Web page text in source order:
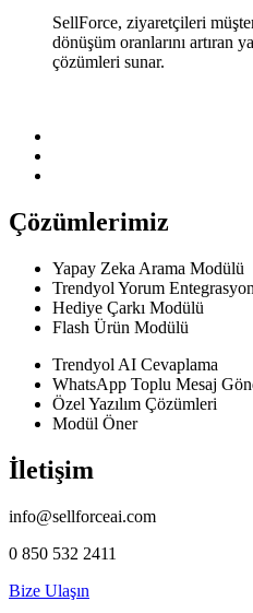
SellForce, ziyaretçileri
dönüşüm oranlarını artıran
çözümleri sunar.
Çözümlerimiz
Yapay Zeka Arama Modülü
Trendyol Yorum
Hediye Çarkı Modülü
Flash Ürün Modülü
Trendyol AI Cevaplama
WhatsApp Toplu Mesaj
Özel Yazılım Çözümleri
Modül Öner
İletişim
info@sellforceai.com
0 850 532 2411
Bize Ulaşın